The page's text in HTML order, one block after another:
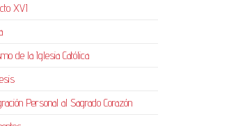
XVI
de la Iglesia Católica
Personal al Sagrado Corazón